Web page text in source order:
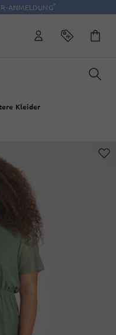
ANMELDUNG*
Kleider